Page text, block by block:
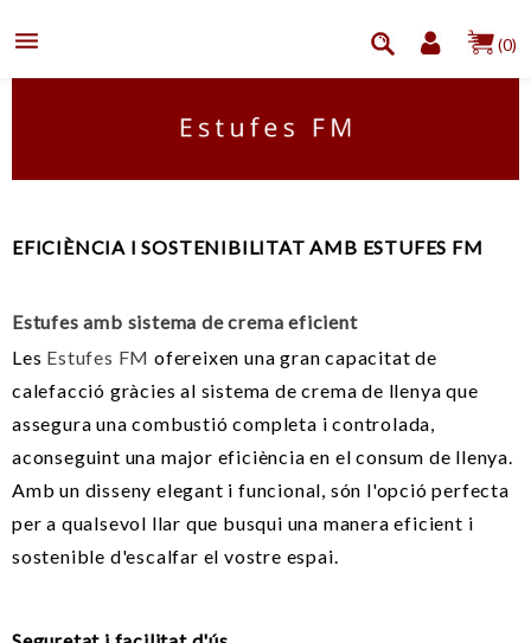
 (0)
EFICIÈNCIA I SOSTENIBILITAT AMB ESTUFES FM
Estufes amb sistema de crema eficient
Les Estufes FM ofereixen una gran capacitat de
calefacció gràcies al sistema de crema de llenya que
assegura una combustió completa i controlada,
aconseguint una major eficiència en el consum de llenya.
Amb un disseny elegant i funcional, són l'opció perfecta
per a qualsevol llar que busqui una manera eficient i
sostenible d'escalfar el vostre espai.